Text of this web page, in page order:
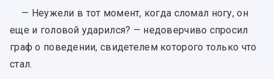
— Неужели в тот момент, когда сломал ногу, он
еще и головой ударился? — недоверчиво спросил
граф о поведении, свидетелем которого только что
стал.